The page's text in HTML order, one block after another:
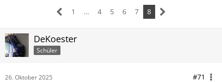
1
… 4 5 6 7 8
DeKoester
Schüler
26. Oktober 2025 #71